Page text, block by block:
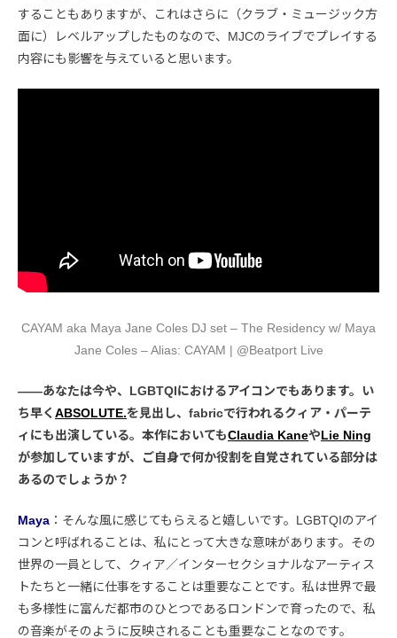
することもありますが、これはさらに（クラブ・ミュージック方
面に）レベルアップしたものなので、MJCのライブでプレイする
内容にも影響を与えていると思います。
CAYAM aka Maya Jane Coles DJ set – The Residency w/ Maya
Jane Coles – Alias: CAYAM | @Beatport Live
――あなたは今や、LGBTQIにおけるアイコンでもあります。い
ち早くABSOLUTE.を見出し、fabricで行われるクィア・パーテ
ィにも出演している。本作においてもClaudia KaneやLie Ning
が参加していますが、ご自身で何か役割を自覚されている部分は
あるのでしょうか？
Maya ：そんな風に感じてもらえると嬉しいです。LGBTQIのアイ
コンと呼ばれることは、私にとって大きな意味があります。その
世界の一員として、クィア／インターセクショナルなアーティス
トたちと一緒に仕事をすることは重要なことです。私は世界で最
も多様性に富んだ都市のひとつであるロンドンで育ったので、私
の音楽がそのように反映されることも重要なことなのです。